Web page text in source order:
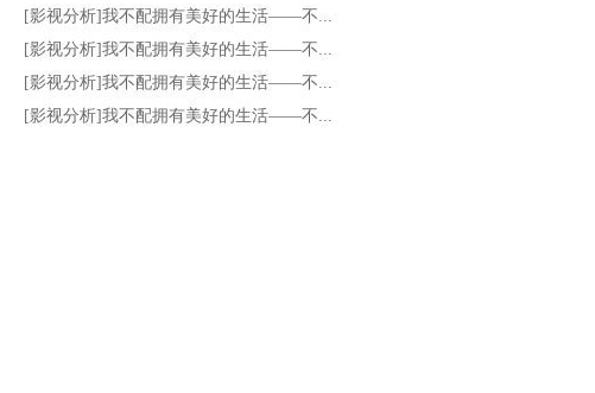
[影视分析]我不配拥有美好的生活——不...
[影视分析]我不配拥有美好的生活——不...
[影视分析]我不配拥有美好的生活——不...
[影视分析]我不配拥有美好的生活——不...